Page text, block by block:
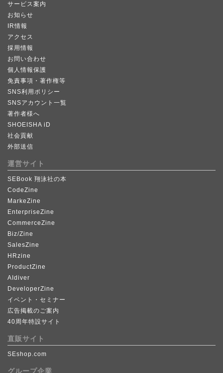
サービス案内
お知らせ
IR情報
アクセス
採用情報
お問い合わせ
個人情報保護
免責事項・著作権等
SNS利用ポリシー
SNSアカウント一覧
著作者様へ
SHOEISHA iD
社会貢献
外部送信
運営サイト
SEBook 翔泳社の本
CodeZine
MarkeZine
EnterpriseZine
CommerceZine
Biz/Zine
SalesZine
HRzine
ProductZine
AIdiver
DeveloperZine
イベント・セミナー
広告掲載のご案内
40周年特設サイト
直販サイト
SEshop.com
グループ企業